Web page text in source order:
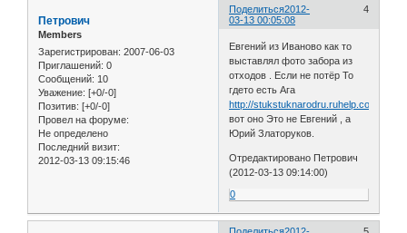
Поделиться 4
2012-
03-13 00:05:08
Петрович
Members
Зарегистрирован: 2007-06-03
Приглашений: 0
Сообщений: 10
Уважение: [+0/-0]
Позитив: [+0/-0]
Провел на форуме:
Не определено
Последний визит:
2012-03-13 09:15:46
Евгений из Иваново как то
выставлял фото забора из
отходов . Если не потёр То
гдето есть Ага
http://stukstuknarodru.ruhelp.com/
вот оно Это не Евгений , а
Юрий Златоруков.
Отредактировано Петрович
(2012-03-13 09:14:00)
0